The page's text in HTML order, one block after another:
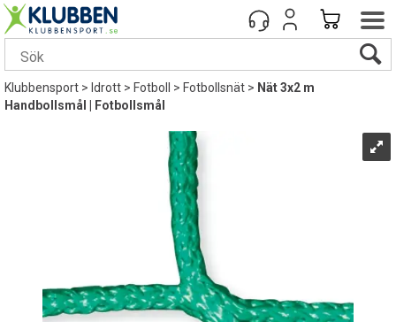
Klubbensport> Idrott>Fotboll >Fotbollsnät> Nät 3x2 m
Handbollsmål | Fotbollsmål